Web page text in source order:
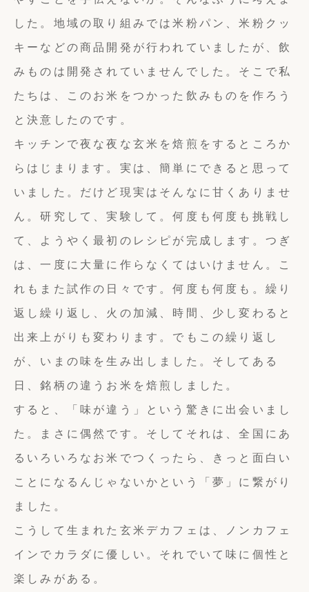
した。地域の取り組みでは米粉パン、米粉クッ
キーなどの商品開発が行われていましたが、飲
みものは開発されていませんでした。そこで私
たちは、このお米をつかった飲みものを作ろう
と決意したのです。
キッチンで夜な夜な玄米を焙煎をするところか
らはじまります。実は、簡単にできると思って
いました。だけど現実はそんなに甘くありませ
ん。研究して、実験して。何度も何度も挑戦し
て、ようやく最初のレシピが完成します。つぎ
は、一度に大量に作らなくてはいけません。こ
れもまた試作の日々です。何度も何度も。繰り
返し繰り返し、火の加減、時間、少し変わると
出来上がりも変わります。でもこの繰り返し
が、いまの味を生み出しました。そしてある
日、銘柄の違うお米を焙煎しました。
すると、「味が違う」という驚きに出会いまし
た。まさに偶然です。そしてそれは、全国にあ
るいろいろなお米でつくったら、きっと面白い
ことになるんじゃないかという「夢」に繋がり
ました。
こうして生まれた玄米デカフェは、ノンカフェ
インでカラダに優しい。それでいて味に個性と
楽しみがある。